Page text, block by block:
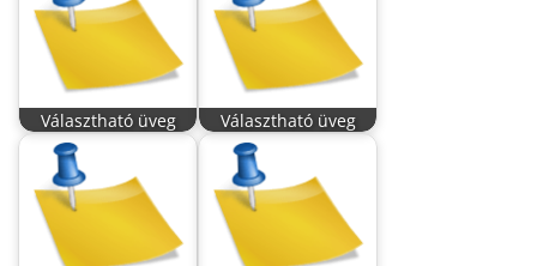
Választható üveg Választható üveg